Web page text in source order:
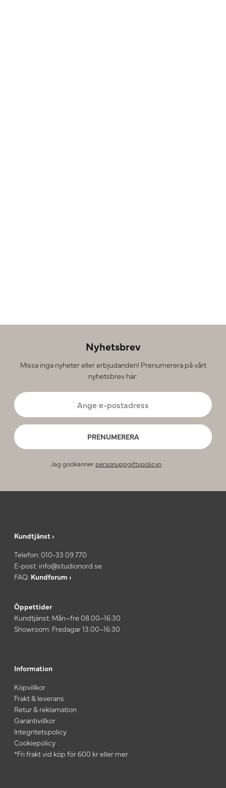
Nyhetsbrev
Missa inga nyheter eller erbjudanden! Prenumerera på vårt
nyhetsbrev här:
PRENUMERERA
Jag godkänner personuppgiftspolicyn.
Kundtjänst ›
Telefon: 010-33 09 770
E-post: info@studionord.se
FAQ: Kundforum ›
Öppettider
Kundtjänst: Mån–fre 08.00–16:30
Showroom: Fredagar 13.00–16:30
Information
Köpvillkor
Frakt & leverans
Retur & reklamation
Garantivillkor
Integritetspolicy
Cookiepolicy
*Fri frakt vid köp för 600 kr eller mer